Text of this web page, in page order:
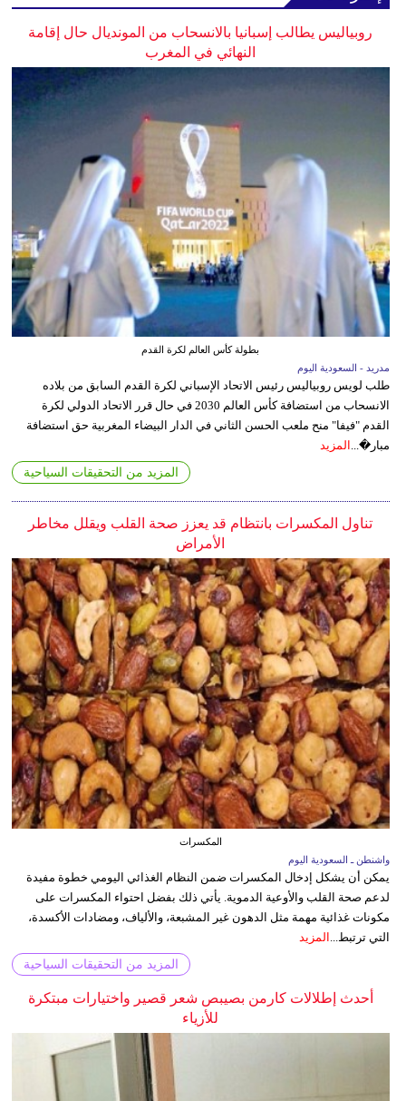
روبياليس يطالب إسبانيا بالانسحاب من المونديال حال إقامة
النهائي في المغرب
بطولة كأس العالم لكرة القدم
مدريد - السعودية اليوم
طلب لويس روبياليس رئيس الاتحاد الإسباني لكرة القدم السابق من بلاده
الانسحاب من استضافة كأس العالم 2030 في حال قرر الاتحاد الدولي لكرة
القدم "فيفا" منح ملعب الحسن الثاني في الدار البيضاء المغربية حق استضافة
مبار�... المزيد
المزيد من التحقيقات السياحية
تناول المكسرات بانتظام قد يعزز صحة القلب ويقلل مخاطر
الأمراض
المكسرات
واشنطن ـ السعودية اليوم
يمكن أن يشكل إدخال المكسرات ضمن النظام الغذائي اليومي خطوة مفيدة
لدعم صحة القلب والأوعية الدموية. يأتي ذلك بفضل احتواء المكسرات على
مكونات غذائية مهمة مثل الدهون غير المشبعة، والألياف، ومضادات الأكسدة،
التي ترتبط... المزيد
المزيد من التحقيقات السياحية
أحدث إطلالات كارمن بصيبص شعر قصير واختيارات مبتكرة
للأزياء